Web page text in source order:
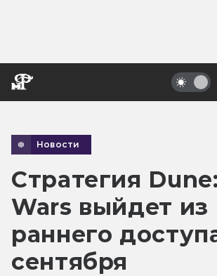
Новости
Стратегия
Wars выйдет из
раннего
сентября